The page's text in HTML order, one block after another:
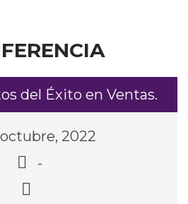
del Éxito en Ventas.
octubre, 2022
-